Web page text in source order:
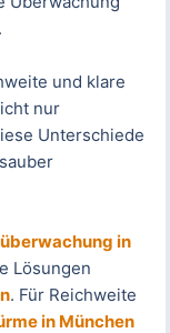
und klare
nur
Unterschiede
in
Lösungen
. Für Reichweite
in München